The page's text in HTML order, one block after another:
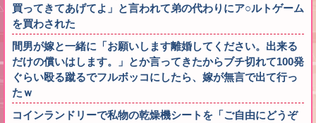
買ってきてあげてよ」と言われて弟の代わりにア○ルトゲーム
を買わされた
間男が嫁と一緒に「お願いします離婚してください。出来る
だけの償いはします。」とか言ってきたからブチ切れて100発
ぐらい殴る蹴るでフルボッコにしたら、嫁が無言で出て行っ
たｗ
コインランドリーで私物の乾燥機シートを「ご自由にどうぞ